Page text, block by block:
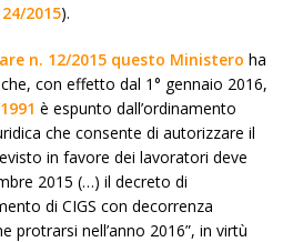
2015).
n. 12/2015 questo Ministero ha
con effetto dal 1° gennaio 2016,
è espunto dall’ordinamento
che consente di autorizzare il
in favore dei lavoratori deve
2015 (…) il decreto di
di CIGS con decorrenza
protrarsi nell’anno 2016”, in virtù